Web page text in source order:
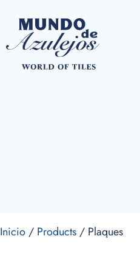
Inicio/ Products/ Plaques